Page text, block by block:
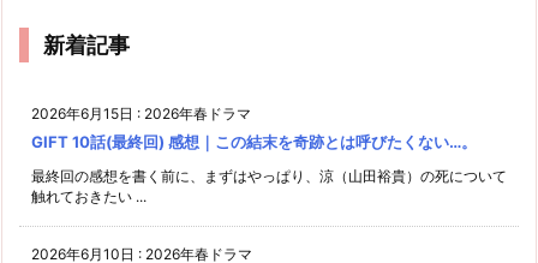
新着記事
2026年6月15日 : 2026年春ドラマ
GIFT 10話(最終回) 感想｜この結末を奇跡とは呼びたくない…。
最終回の感想を書く前に、まずはやっぱり、涼（山田裕貴）の死について
触れておきたい ...
2026年6月10日 : 2026年春ドラマ